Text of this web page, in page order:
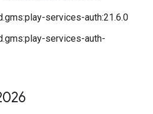
services-auth:21.6.0
services-auth-